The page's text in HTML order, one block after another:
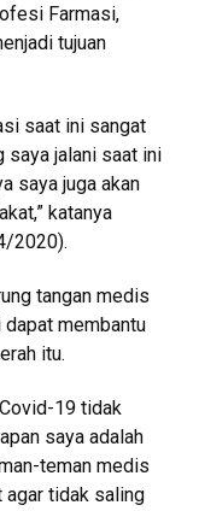
Farmasi,
tujuan
saat ini sangat
saya jalani saat ini
saya juga akan
katanya
2020).
tangan medis
membantu
itu.
19 tidak
saya adalah
teman medis
agar tidak saling